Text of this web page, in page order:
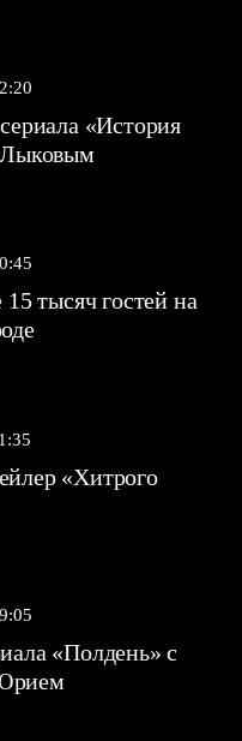
«История
Лыковым
тысяч гостей на
«Хитрого
«Полдень» с